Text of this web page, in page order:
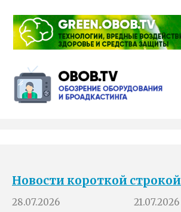
Новости короткой строкой
28.07.2026
21.07.2026